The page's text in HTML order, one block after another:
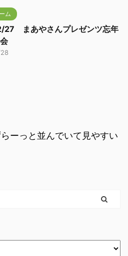
ム
27 まあやさんプレゼンツ忘年
ーっと並んでいて見やすい